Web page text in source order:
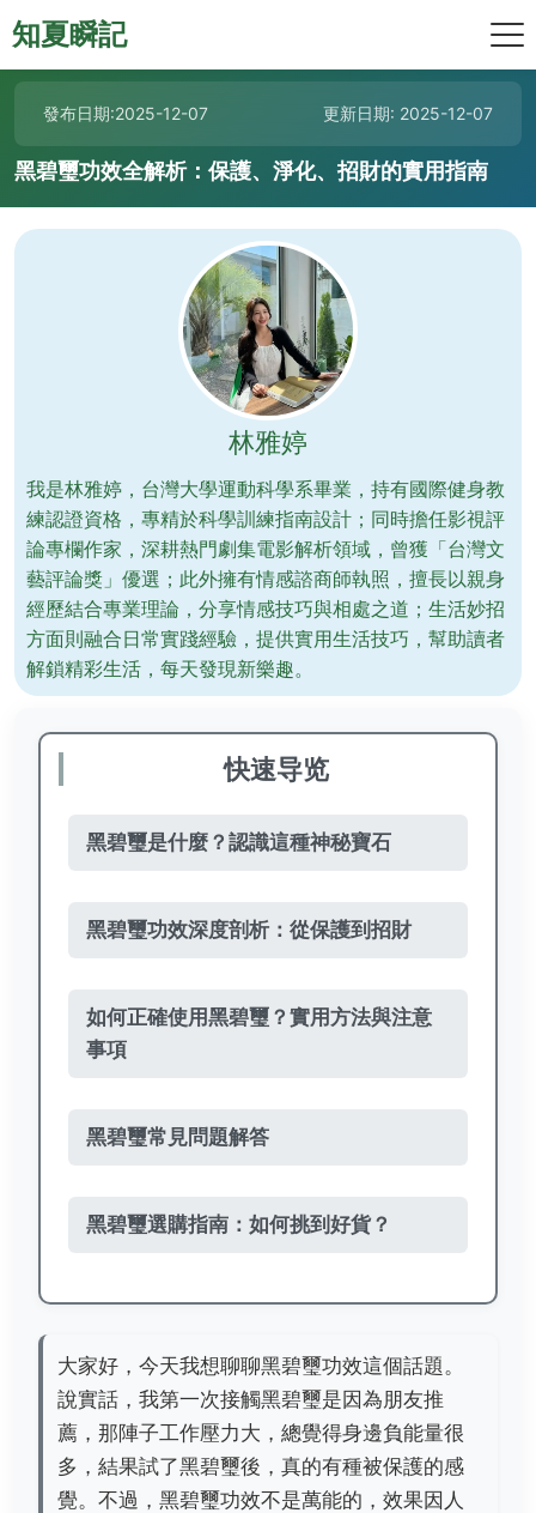
知夏瞬記
發布日期:2025-12-07 更新日期: 2025-12-07
黑碧璽功效全解析：保護、淨化、招財的實用指南
林雅婷
我是林雅婷，台灣大學運動科學系畢業，持有國際健身教
練認證資格，專精於科學訓練指南設計；同時擔任影視評
論專欄作家，深耕熱門劇集電影解析領域，曾獲「台灣文
藝評論獎」優選；此外擁有情感諮商師執照，擅長以親身
經歷結合專業理論，分享情感技巧與相處之道；生活妙招
方面則融合日常實踐經驗，提供實用生活技巧，幫助讀者
解鎖精彩生活，每天發現新樂趣。
快速导览
黑碧璽是什麼？認識這種神秘寶石
黑碧璽功效深度剖析：從保護到招財
如何正確使用黑碧璽？實用方法與注意
事項
黑碧璽常見問題解答
黑碧璽選購指南：如何挑到好貨？
大家好，今天我想聊聊黑碧璽功效這個話題。
說實話，我第一次接觸黑碧璽是因為朋友推
薦，那陣子工作壓力大，總覺得身邊負能量很
多，結果試了黑碧璽後，真的有種被保護的感
覺。不過，黑碧璽功效不是萬能的，效果因人